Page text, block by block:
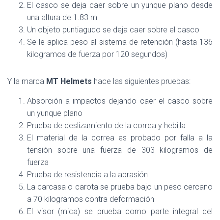
El casco se deja caer sobre un yunque plano desde
una altura de 1.83 m
Un objeto puntiagudo se deja caer sobre el casco
Se le aplica peso al sistema de retención (hasta 136
kilogramos de fuerza por 120 segundos)
Y la marca MT Helmets hace las siguientes pruebas:
Absorción a impactos dejando caer el casco sobre
un yunque plano
Prueba de deslizamiento de la correa y hebilla
El material de la correa es probado por falla a la
tensión sobre una fuerza de 303 kilogramos de
fuerza
Prueba de resistencia a la abrasión
La carcasa o carota se prueba bajo un peso cercano
a 70 kilogramos contra deformación
El visor (mica) se prueba como parte integral del